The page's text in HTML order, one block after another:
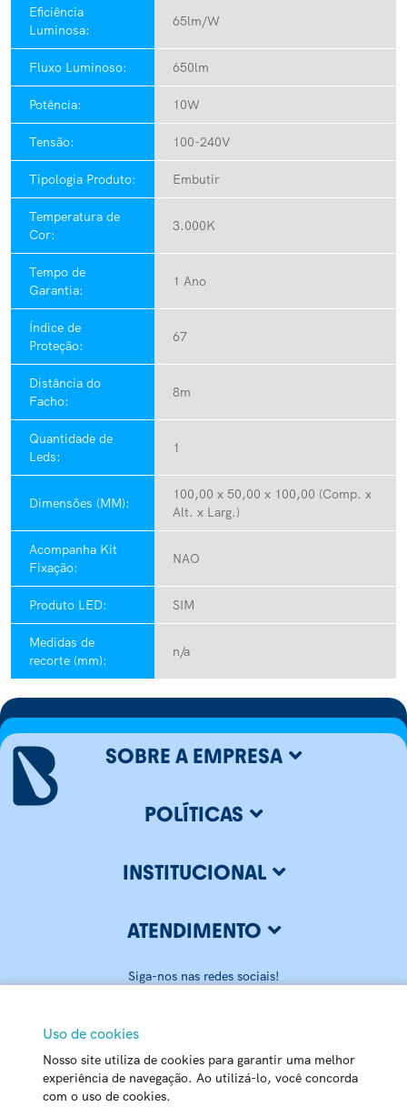
Eficiência
Luminosa:
65lm/W
Fluxo Luminoso: 650lm
Potência: 10W
Tensão: 100-240V
Tipologia Produto: Embutir
Temperatura de
Cor:
3.000K
Tempo de
Garantia:
1 Ano
Índice de
Proteção:
67
Distância do
Facho:
8m
Quantidade de
Leds:
1
Dimensões (MM):
100,00 x 50,00 x 100,00 (Comp. x
Alt. x Larg.)
Acompanha Kit
Fixação:
NAO
Produto LED: SIM
Medidas de
recorte (mm):
n/a
SOBRE A EMPRESA
POLÍTICAS
INSTITUCIONAL
ATENDIMENTO
Siga-nos nas redes sociais!
BLUMENAU ILUMINAÇÃO LTDA
CNPJ: 79.416.459/0001-20
Uso de cookies
Nosso site utiliza de cookies para garantir uma melhor
experiência de navegação. Ao utilizá-lo, você concorda
com o uso de cookies.